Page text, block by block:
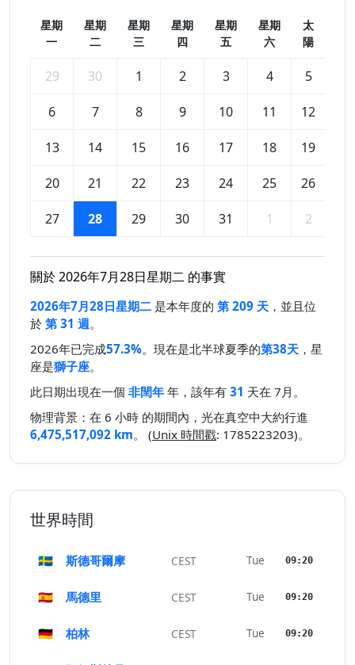
星期
一
星期
二
星期
三
星期
四
星期
五
星期
六
太
陽
29 30 1 2 3 4 5
6 7 8 9 10 11 12
13 14 15 16 17 18 19
20 21 22 23 24 25 26
27 28 29 30 31 1 2
關於 2026年7月28日星期二 的事實
2026年7月28日星期二 是本年度的 第 209 天 ，並且位
於 第 31 週。
2026年已完成57.3%。現在是北半球夏季的第38天 ，星
座是獅子座。
此日期出現在一個 非閏年 年，該年有 31 天在 7月。
物理背景：在 6 小時 的期間內，光在真空中大約行進
6,475,517,092 km。 (Unix 時間戳: 1785223203)。
世界時間
🇸🇪 斯德哥爾摩 CEST Tue 09:20
🇪🇸 馬德里 CEST Tue 09:20
🇩🇪 柏林 CEST Tue 09:20